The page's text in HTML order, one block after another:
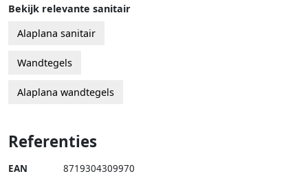
Bekijk relevante sanitair
Alaplana sanitair
Wandtegels
Alaplana wandtegels
Referenties
EAN 8719304309970